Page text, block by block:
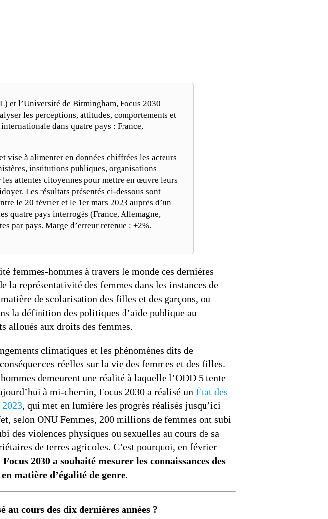
et l’Université de Birmingham, Focus 2030
les perceptions, attitudes, comportements et
dans quatre pays : France,
vise à alimenter en données chiffrées les acteurs
institutions publiques, organisations
attentes citoyennes pour mettre en œuvre leurs
Les résultats présentés ci-dessous sont
le 20 février et le 1er mars 2023 auprès d’un
quatre pays interrogés (France, Allemagne,
par pays. Marge d’erreur retenue : ±2%.
femmes-hommes à travers le monde ces dernières
la représentativité des femmes dans les instances de
de scolarisation des filles et des garçons, ou
la définition des politiques d’aide publique au
alloués aux droits des femmes.
climatiques et les phénomènes dits de
réelles sur la vie des femmes et des filles.
demeurent une réalité à laquelle l’ODD 5 tente
à mi-chemin, Focus 2030 a réalisé un État des
2023, qui met en lumière les progrès réalisés jusqu’ici
selon ONU Femmes, 200 millions de femmes ont subi
des violences physiques ou sexuelles au cours de sa
de terres agricoles. C’est pourquoi, en février
Focus 2030 a souhaité mesurer les connaissances des
matière d’égalité de genre.
au cours des dix dernières années ?